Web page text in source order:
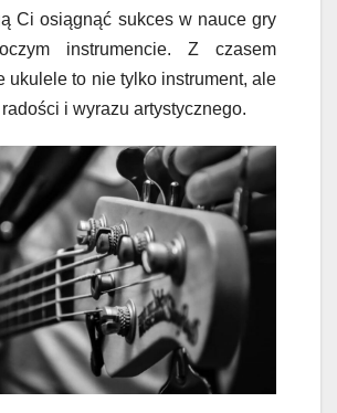
Ci osiągnąć sukces w nauce gry
instrumencie. Z czasem
ukulele to nie tylko instrument, ale
radości i wyrazu artystycznego.